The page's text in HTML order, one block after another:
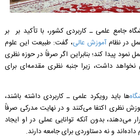
جامع علمی‌ ـ کاربردی کشور، با تأکید بر بر
در نظامآموزش عالی، گفت: طبیعت این علوم
نمود پیدا کند؛ بنابراین اگر صرفاً در حوزه نظری
نخواهد داشت، زیرا جنبه نظری مقدمه‌ای برای
ها باید رویکرد علمی‌ ـ کاربردی داشته باشند،
نظری اکتفا می‌کنند و در نهایت مدرکی صرفاً
می‌دهند، بدون آنکه توانایی عملی در او ایجاد
و نه دستاوردی برای جامعه دارند.